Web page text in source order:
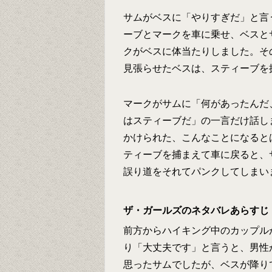
サムがベスに「やりすぎだ」と
ーブとマークを車に乗せ、ベス
クがベスに体当たりしました。
見張らせたベスは、スティーブ
マークがサムに「何があったん
はスティーブだ」の一言だけ話
かけられた、こんなことになる
ティーブを捕まえて車に戻ると
誤り道をそれてパンクしてしまい
ザ・ガールズのネタバレあらすじ
前方からハイキング中のカップ
り「大丈夫です」と言うと、男
思ったサムでしたが、ベスが降